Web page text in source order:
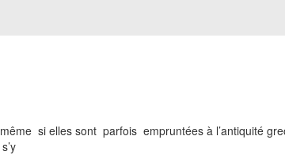
si elles sont parfois empruntées à l’antiquité